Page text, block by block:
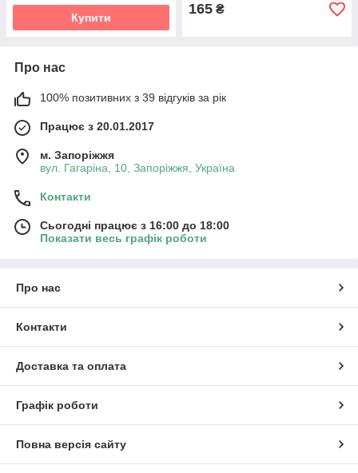
Купити
165 ₴
Про нас
100% позитивних з 39 відгуків за рік
Працює з 20.01.2017
м. Запоріжжя
вул. Гагаріна, 10, Запоріжжя, Україна
Контакти
Сьогодні працює з 16:00 до 18:00
Показати весь графік роботи
Про нас
Контакти
Доставка та оплата
Графік роботи
Повна версія сайту